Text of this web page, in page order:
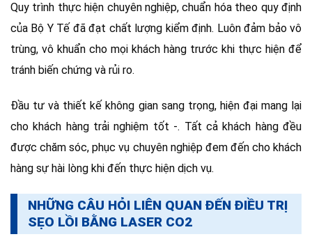
Quy trình thực hiện chuyên nghiệp, chuẩn hóa theo quy định
của Bộ Y Tế đã đạt chất lượng kiểm định. Luôn đảm bảo vô
trùng, vô khuẩn cho mọi khách hàng trước khi thực hiện để
tránh biến chứng và rủi ro.
Đầu tư và thiết kế không gian sang trọng, hiện đại mang lại
cho khách hàng trải nghiệm tốt -. Tất cả khách hàng đều
được chăm sóc, phục vụ chuyên nghiệp đem đến cho khách
hàng sự hài lòng khi đến thực hiện dịch vụ.
NHỮNG CÂU HỎI LIÊN QUAN ĐẾN ĐIỀU TRỊ
SẸO LỒI BẰNG LASER CO2